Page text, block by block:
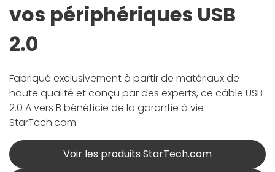
vos périphériques USB
2.0
Fabriqué exclusivement à partir de matériaux de
haute qualité et conçu par des experts, ce câble USB
2.0 A vers B bénéficie de la garantie à vie
StarTech.com.
Voir les produits StarTech.com